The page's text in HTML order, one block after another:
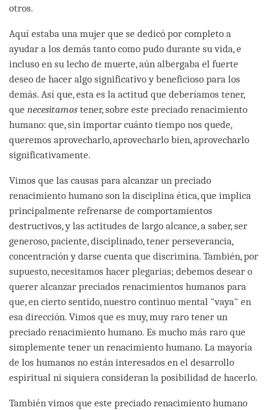
otros.
Aquí estaba una mujer que se dedicó por completo a
ayudar a los demás tanto como pudo durante su vida, e
incluso en su lecho de muerte, aún albergaba el fuerte
deseo de hacer algo significativo y beneficioso para los
demás. Así que, esta es la actitud que deberíamos tener,
que necesitamos tener, sobre este preciado renacimiento
humano: que, sin importar cuánto tiempo nos quede,
queremos aprovecharlo, aprovecharlo bien, aprovecharlo
significativamente.
Vimos que las causas para alcanzar un preciado
renacimiento humano son la disciplina ética, que implica
principalmente refrenarse de comportamientos
destructivos, y las actitudes de largo alcance, a saber, ser
generoso, paciente, disciplinado, tener perseverancia,
concentración y darse cuenta que discrimina. También, por
supuesto, necesitamos hacer plegarias; debemos desear o
querer alcanzar preciados renacimientos humanos para
que, en cierto sentido, nuestro continuo mental "vaya" en
esa dirección. Vimos que es muy, muy raro tener un
preciado renacimiento humano. Es mucho más raro que
simplemente tener un renacimiento humano. La mayoría
de los humanos no están interesados en el desarrollo
espiritual ni siquiera consideran la posibilidad de hacerlo.
También vimos que este preciado renacimiento humano